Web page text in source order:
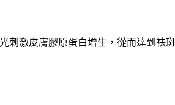
激皮膚膠原蛋白增生，從而達到祛